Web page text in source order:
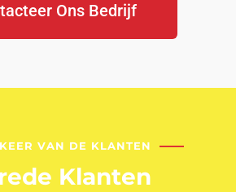
Ons Bedrijf
VAN DE KLANTEN
Klanten